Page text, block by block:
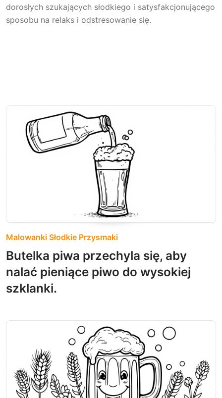
dorosłych szukających słodkiego i satysfakcjonującego
sposobu na relaks i odstresowanie się.
Malowanki Słodkie Przysmaki
Butelka piwa przechyla się, aby
nalać pieniące piwo do wysokiej
szklanki.